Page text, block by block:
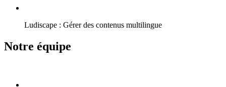
Ludiscape : Gérer des contenus multilingue
Notre équipe